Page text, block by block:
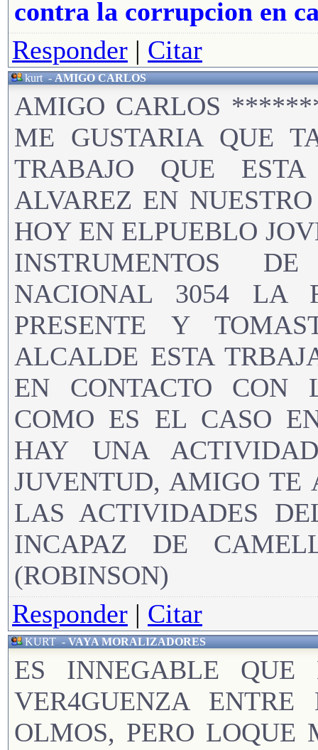
contra la corrupcion en
Responder | Citar
kurt-AMIGO CARLOS
AMIGO CARLOS
ME GUSTARIA QUE
TRABAJO QUE
ALVAREZ EN
HOY EN ELPUEBLO
INSTRUMENTOS
NACIONAL 3054 LA
PRESENTE Y
ALCALDE ESTA
EN CONTACTO CON
COMO ES EL CASO
HAY UNA
JUVENTUD, AMIGO TE
LAS ACTIVIDADES
INCAPAZ DE
(ROBINSON)
Responder | Citar
KURT-VAYA MORALIZADORES
ES INNEGABLE
VER4GUENZA
OLMOS, PERO